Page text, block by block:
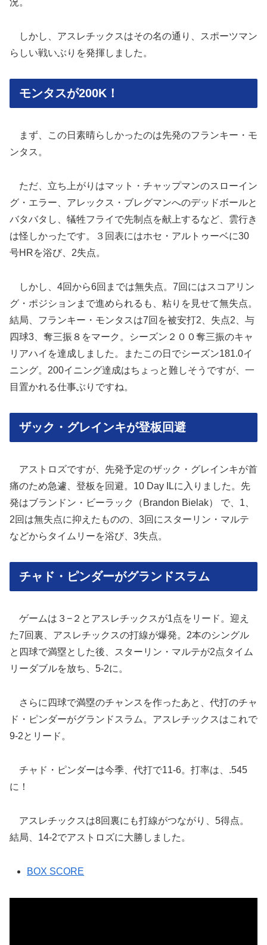
況。
しかし、アスレチックスはその名の通り、スポーツマン
らしい戦いぶりを発揮しました。
モンタスが200K！
まず、この日素晴らしかったのは先発のフランキー・モ
ンタス。
ただ、立ち上がりはマット・チャップマンのスローイン
グ・エラー、アレックス・ブレグマンへのデッドボールと
バタバタし、犠牲フライで先制点を献上するなど、雲行き
は怪しかったです。３回表にはホセ・アルトゥーベに30
号HRを浴び、2失点。
しかし、4回から6回までは無失点。7回にはスコアリン
グ・ポジションまで進められるも、粘りを見せて無失点。
結局、フランキー・モンタスは7回を被安打2、失点2、与
四球3、奪三振８をマーク。シーズン２００奪三振のキャ
リアハイを達成しました。またこの日でシーズン181.0イ
ニング。200イニング達成はちょっと難しそうですが、一
目置かれる仕事ぶりですね。
ザック・グレインキが登板回避
アストロズですが、先発予定のザック・グレインキが首
痛のため急遽、登板を回避。10 Day ILに入りました。先
発はブランドン・ビーラック（Brandon Bielak） で、1、
2回は無失点に抑えたものの、3回にスターリン・マルテ
などからタイムリーを浴び、3失点。
チャド・ピンダーがグランドスラム
ゲームは３−２とアスレチックスが1点をリード。迎え
た7回裏、アスレチックスの打線が爆発。2本のシングル
と四球で満塁とした後、スターリン・マルテが2点タイム
リーダブルを放ち、5-2に。
さらに四球で満塁のチャンスを作ったあと、代打のチャ
ド・ピンダーがグランドスラム。アスレチックスはこれで
9-2とリード。
チャド・ピンダーは今季、代打で11-6。打率は、.545
に！
アスレチックスは8回裏にも打線がつながり、5得点。
結局、14-2でアストロズに大勝しました。
BOX SCORE